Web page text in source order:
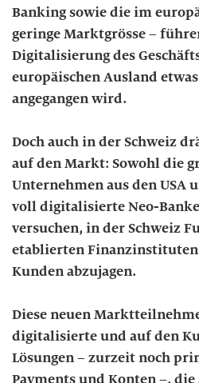
Banking sowie die im
geringe Marktgrösse –
Digitalisierung des
europäischen Ausland
angegangen wird.
Doch auch in der Schweiz
auf den Markt: Sowohl die
Unternehmen aus den USA
voll digitalisierte Neo-
versuchen, in der Schweiz
etablierten Finanzinstituten
Kunden abzujagen.
Diese neuen
digitalisierte und auf den
Lösungen – zurzeit noch
Payments und Konten –, die